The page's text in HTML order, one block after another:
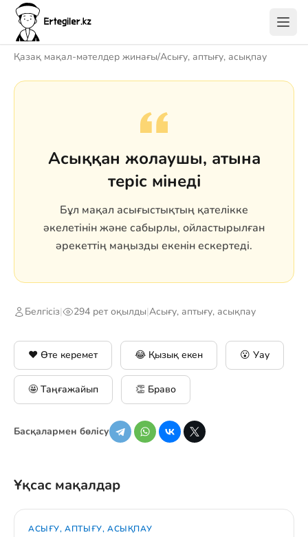
Қазақ мақал-мәтелдер жинағы/Асығу, аптығу, асықпау
Асыққан жолаушы, атына
теріс мінеді
Бұл мақал асығыстықтың қателікке
әкелетінін және сабырлы, ойластырылған
әрекеттің маңызды екенін ескертеді.
Белгісіз| 294 рет оқылды|Асығу, аптығу, асықпау
❤️ Өте керемет 😂 Қызық екен 😮 Уау
🤩 Таңғажайып 👏 Браво
Басқалармен бөлісу
Ұқсас мақалдар
АСЫҒУ, АПТЫҒУ, АСЫҚПАУ